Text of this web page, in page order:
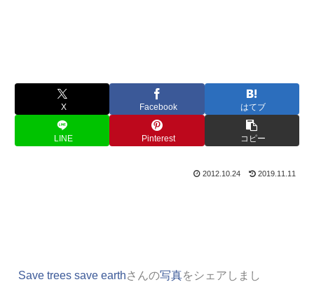
X Facebook はてブ
LINE Pinterest コピー
2012.10.24 2019.11.11
Save trees save earthさんの写真をシェアしまし